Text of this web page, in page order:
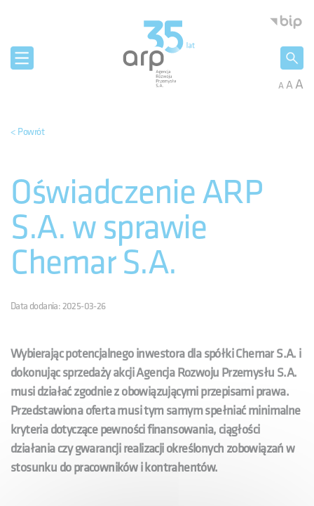
AAA
< Powrót
Oświadczenie ARP
S.A. w sprawie
Chemar S.A.
Data dodania: 2025-03-26
Wybierając potencjalnego inwestora dla spółki Chemar S.A. i
dokonując sprzedaży akcji Agencja Rozwoju Przemysłu S.A.
musi działać zgodnie z obowiązującymi przepisami prawa.
Przedstawiona oferta musi tym samym spełniać minimalne
kryteria dotyczące pewności finansowania, ciągłości
działania czy gwarancji realizacji określonych zobowiązań w
stosunku do pracowników i kontrahentów.